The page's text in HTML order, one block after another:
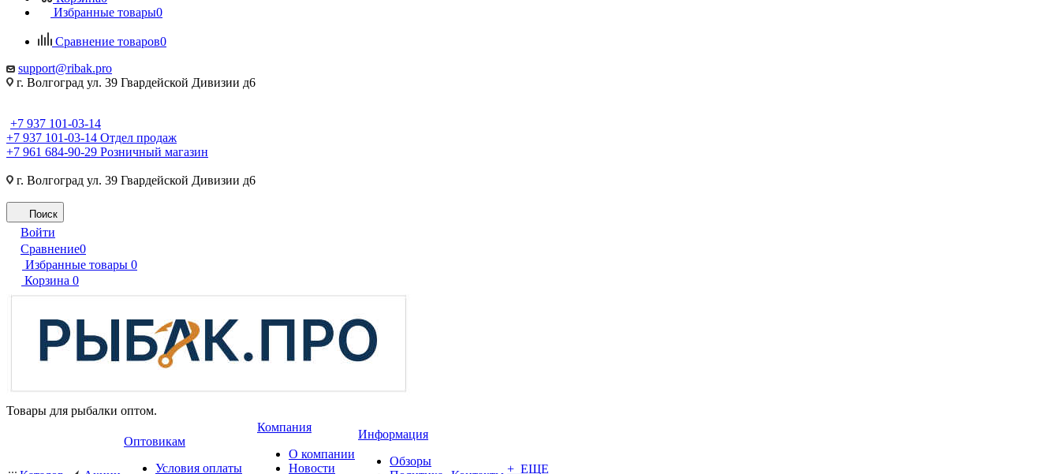
Избранные товары0
Сравнение товаров0
support@ribak.pro
г. Волгоград ул. 39 Гвардейской Дивизии д6
+7 937 101-03-14
+7 937 101-03-14 Отдел продаж
+7 961 684-90-29 Розничный магазин
г. Волгоград ул. 39 Гвардейской Дивизии д6
Поиск
Войти
Сравнение0
Избранные товары 0
Корзина 0
Товары для рыбалки оптом.
Оптовикам
Условия оплаты
Компания
О компании
Новости
Информация
Обзоры
+ ЕЩЕ